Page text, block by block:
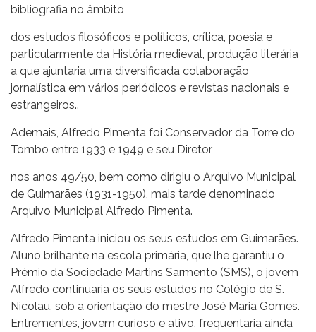
bibliografia no âmbito
dos estudos filosóficos e políticos, crítica, poesia e
particularmente da História medieval, produção literária
a que ajuntaria uma diversificada colaboração
jornalística em vários periódicos e revistas nacionais e
estrangeiros..
Ademais, Alfredo Pimenta foi Conservador da Torre do
Tombo entre 1933 e 1949 e seu Diretor
nos anos 49/50, bem como dirigiu o Arquivo Municipal
de Guimarães (1931-1950), mais tarde denominado
Arquivo Municipal Alfredo Pimenta.
Alfredo Pimenta iniciou os seus estudos em Guimarães.
Aluno brilhante na escola primária, que lhe garantiu o
Prémio da Sociedade Martins Sarmento (SMS), o jovem
Alfredo continuaria os seus estudos no Colégio de S.
Nicolau, sob a orientação do mestre José Maria Gomes.
Entrementes, jovem curioso e ativo, frequentaria ainda